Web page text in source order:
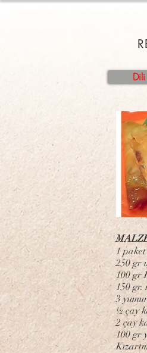
Dili
1
250 gr
100 gr
150
3
½ çay
2 çay
100 gr